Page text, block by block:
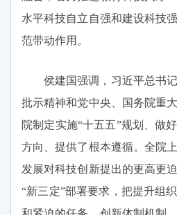
水平科技自立自强和建设科技
范带动作用。
侯建国强调，习近平总书
批示精神和党中央、国务院重
院制定实施“十五五”规划、做
方向、提供了根本遵循。全院
发展对科技创新提出的更高更
“新三定”部署要求，把提升组